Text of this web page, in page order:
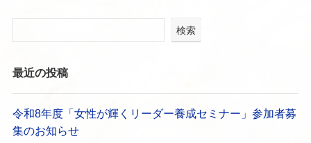
検索
最近の投稿
令和8年度「女性が輝くリーダー養成セミナー」参加者募
集のお知らせ